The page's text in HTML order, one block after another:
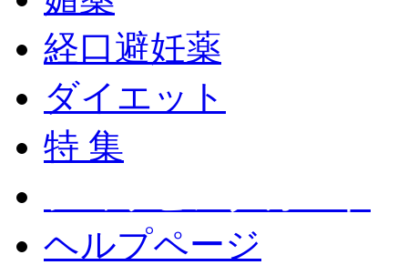
経口避妊薬
ダイエット
特 集
ヘルプページ